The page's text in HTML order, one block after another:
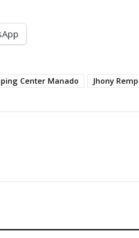
Center Manado Jhony